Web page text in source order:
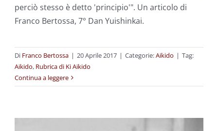
perciò stesso è detto 'principio'". Un articolo di
Franco Bertossa, 7° Dan Yuishinkai.
Di Franco Bertossa | 20 Aprile 2017 | Categorie:Aikido | Tag:
Aikido, Rubrica di Ki Aikido
Continua a leggere